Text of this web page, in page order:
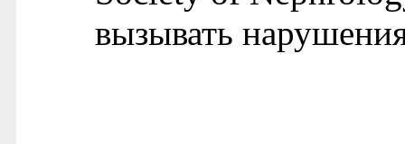
вызывать